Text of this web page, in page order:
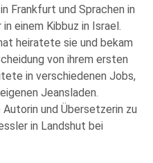
Frankfurt und Sprachen in
einem Kibbuz in Israel.
heiratete sie und bekam
von ihrem ersten
in verschiedenen Jobs,
Jeansladen.
und Übersetzerin zu
in Landshut bei